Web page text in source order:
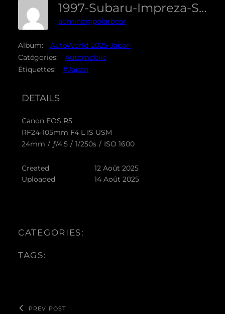
1997-Subaru-Impreza-S5-WRC-01
adminbigpolarbear
Album:
AutoWorld-2025-Japan
Catégories:
Automobile
Étiquettes:
#Japan
DETAILS
Canon EOS R5
RF24-105mm F4 L IS USM
24mm / ƒ/4.5 / 1/250s / ISO 1600
Created
12 Août 2025
Uploaded
14 Août 2025
CATEGORIES:
TAGS:
PREV POST